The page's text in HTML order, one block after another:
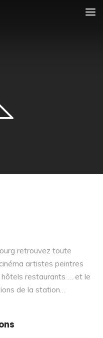
retrouvez toute
artistes peintres
restaurants … et le
de la station…